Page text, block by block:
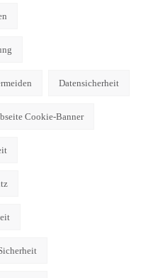
Datensicherheit
Cookie-Banner